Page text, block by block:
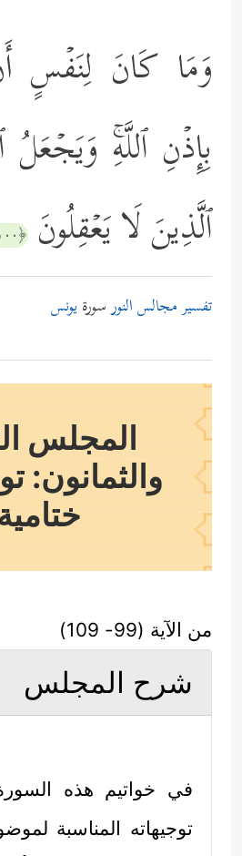
وَمَا كَانَ لِنَفۡسٍ
بِإِذۡنِ ٱللَّهِۚ
ٱلَّذِینَ لَا یَعۡقِلُونَ ﴿١٠٠﴾
تفسير مجالس النورسورةيونس
المجلس
والثمانون:
من الآية (99- 109)
شرح المجلس
في خواتيم هذه
توجيهاته المناسبة